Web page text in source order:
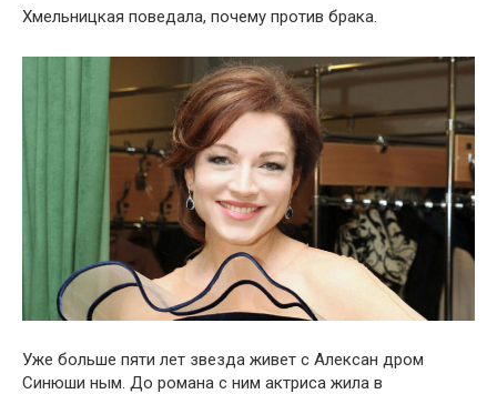
Хмельницкая поведала, почему против брака.
Уже больше пяти лет звезда живет с Алексан дром
Синюши ным. До романа с ним актриса жила в